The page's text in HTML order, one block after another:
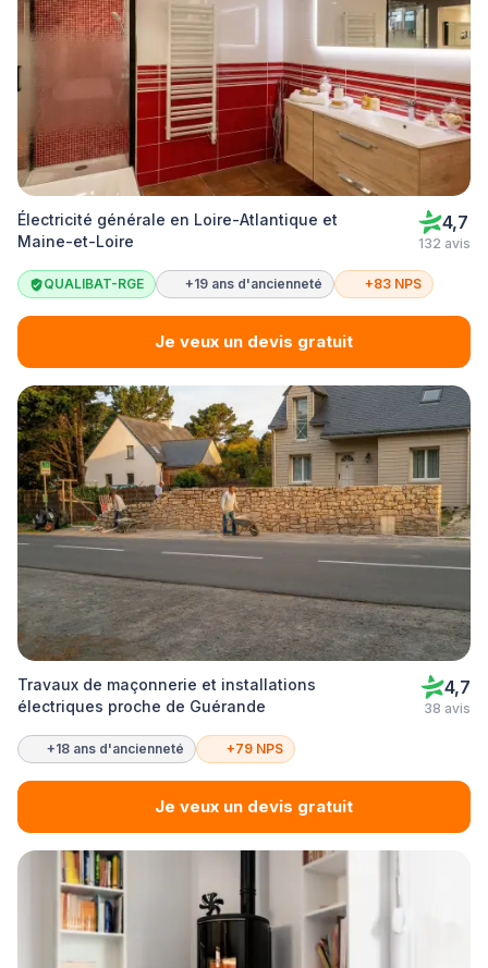
Électricité générale en Loire-Atlantique et
Maine-et-Loire
4,7
132 avis
QUALIBAT-RGE +19 ans d'ancienneté +83 NPS
Je veux un devis gratuit
Travaux de maçonnerie et installations
électriques proche de Guérande
4,7
38 avis
+18 ans d'ancienneté +79 NPS
Je veux un devis gratuit